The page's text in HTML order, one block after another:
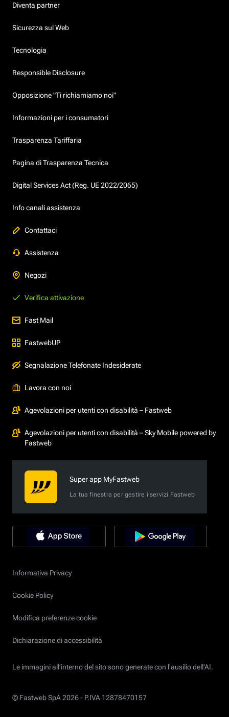
Diventa partner
Sicurezza sul Web
Tecnologia
Responsible Disclosure
Opposizione "Ti richiamiamo noi"
Informazioni per i consumatori
Trasparenza Tariffaria
Pagina di Trasparenza Tecnica
Digital Services Act (Reg. UE 2022/2065)
Info canali assistenza
Contattaci
Assistenza
Negozi
Verifica attivazione
Fast Mail
FastwebUP
Segnalazione Telefonate Indesiderate
Lavora con noi
Agevolazioni per utenti con disabilità – Fastweb
Agevolazioni per utenti con disabilità – Sky Mobile powered by
Fastweb
Super app MyFastweb
La tua finestra per gestire i servizi Fastweb
Informativa Privacy
Cookie Policy
Modifica preferenze cookie
Dichiarazione di accessibilità
Le immagini all’interno del sito sono generate con l'ausilio dell'AI.
© Fastweb SpA 2026 - P.IVA 12878470157